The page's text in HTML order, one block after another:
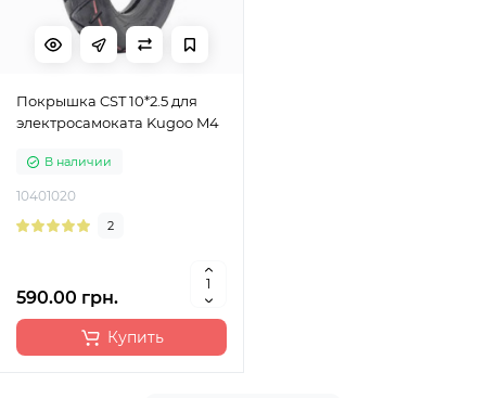
Покрышка CST 10*2.5 для
электросамоката Kugoo M4
В наличии
10401020
2
590.00 грн.
Купить